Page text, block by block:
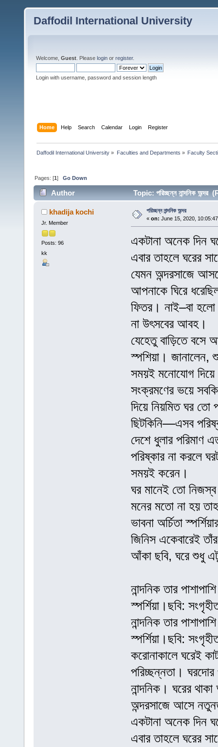
Daffodil International University
Welcome, Guest . Please login or register.
Login with username, password and session length
Home Help Search Calendar Login Register
Daffodil International University » Faculties and Departments » Faculty
Pages: [1]Go Down
Author Topic: পরিচ্ছন্ন নান্দনিক
khadija kochi
Jr. Member
Posts: 96
kk
পরিচ্ছন্ন নান্দনিক অন্দর
« on: June 15, 2020,
একটানা অনেক দিন
এবার তাহলে ঘরের
যেমন অন্দরসাজে
আপনাকে ঘিরে
ফিতর। নাই–বা হলো
না উৎসবের আবহ।
যেহেতু বাড়িতে বসে
স্পশিয়া। জানালেন,
সময়ই মনোযোগ
সংক্রমণের ভয়ে
দিয়ে নিয়মিত ঘর তো
ছিটকিনি—এসব
দেশে ধুলার পরিমাণ
পরিষ্কার না করলে
সময়ই করেন।
ঘর মানেই তো
মনের মতো না হয়
ভাবনা অর্চিতা
জিনিস একেবারেই
আঁকা ছবি, ঘরে শুধু
নান্দনিক তার
স্পর্শিয়া।ছবি:
নান্দনিক তার
স্পর্শিয়া।ছবি:
করোনাকালে ঘরেই
পরিচ্ছন্নতা। ঘরদোর
নান্দনিক। ঘরের
অন্দরসাজে আসে
একটানা অনেক দিন
এবার তাহলে ঘরের